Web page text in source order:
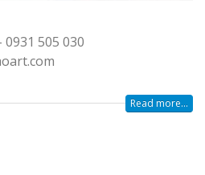
0931 505 030
Read more...